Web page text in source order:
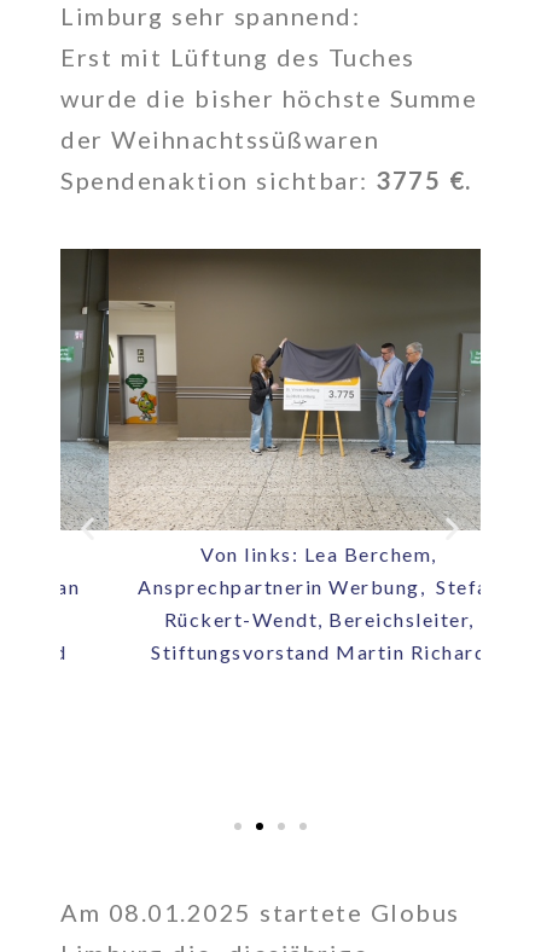
Limburg sehr spannend:
Erst mit Lüftung des Tuches
wurde die bisher höchste Summe
der Weihnachtssüßwaren
Spendenaktion sichtbar: 3775 €.
Von links: Lea Berchem,
Ansprechpartnerin Werbung, Stefan
Rückert-Wendt, Bereichsleiter,
Stiftungsvorstand Martin Richard
Am 08.01.2025 startete Globus